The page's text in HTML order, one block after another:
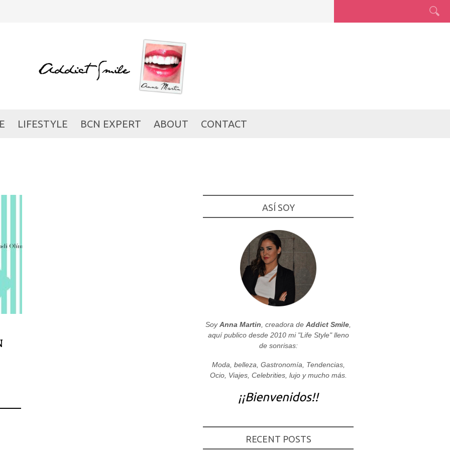
LIFESTYLE BCN EXPERT ABOUT CONTACT
ASÍ SOY
SoyAnna Martin , creadora de Addict Smile
aquí publico desde 2010 mi "Life Style" lleno
de sonrisas:
Moda, belleza, Gastronomía, Tendencias,
Ocio, Viajes, Celebrities, lujo y mucho más.
¡¡Bienvenidos!!
RECENT POSTS